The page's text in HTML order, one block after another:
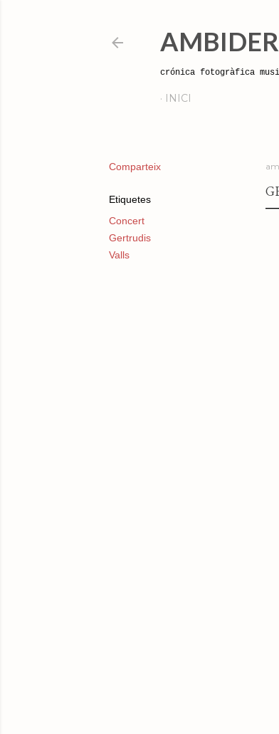
crónica fotogràfica
INICI
Comparteix
Etiquetes
Concert
Gertrudis
Valls